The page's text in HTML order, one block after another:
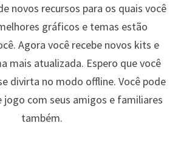
novos recursos para os quais você
gráficos e temas estão
Agora você recebe novos kits e
mais atualizada. Espero que você
divirta no modo offline. Você pode
com seus amigos e familiares
também.